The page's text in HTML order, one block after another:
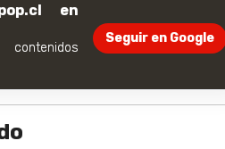
en
Seguir en Google